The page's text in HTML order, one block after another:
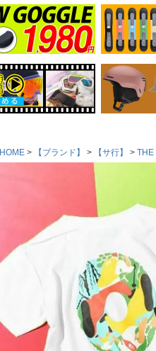
HOME 【ブランド】 【サ行】 THE